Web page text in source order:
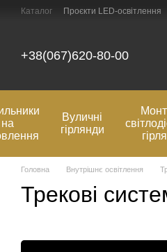
Перейти до основного контенту
Каталог Проєкти LED-освітлення
+38(067)620-80-00
на
Вуличні
гірлянди
Головна Внутрішнє освітлення
Трекові